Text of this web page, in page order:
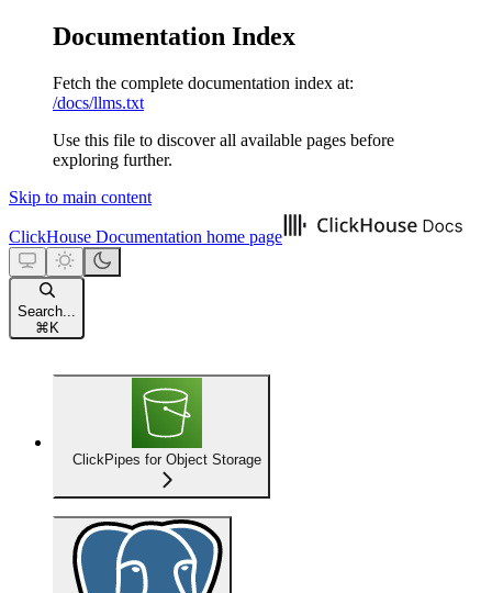
Documentation Index
Fetch the complete documentation index at:
/docs/llms.txt
Use this file to discover all available pages before
exploring further.
Skip to main content
ClickHouse Documentation home page
Search...
⌘ K
ClickPipes for Object Storage